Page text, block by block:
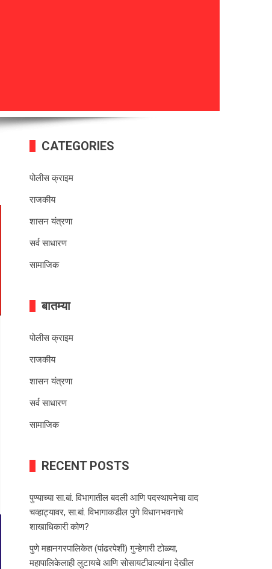
CATEGORIES
पोलीस क्राइम
राजकीय
शासन यंत्रणा
सर्व साधारण
सामाजिक
बातम्या
पोलीस क्राइम
राजकीय
शासन यंत्रणा
सर्व साधारण
सामाजिक
RECENT POSTS
पुण्याच्या सा.बां. विभागातील बदली आणि पदस्थापनेचा वाद
चव्हाट्यावर, सा.बां. विभागाकडील पुणे विधानभवनाचे
शाखाधिकारी कोण?
पुणे महानगरपालिकेत (पांढरपेशी) गुन्हेगारी टोळ्या,
महापालिकेलाही लुटायचे आणि सोसायटीवाल्यांना देखील